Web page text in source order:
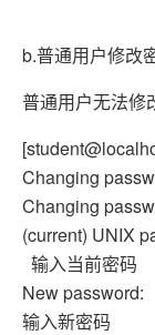
b.普通用户修改
普通用户无法修
Changing
Changing
输入当前密码
输入新密码